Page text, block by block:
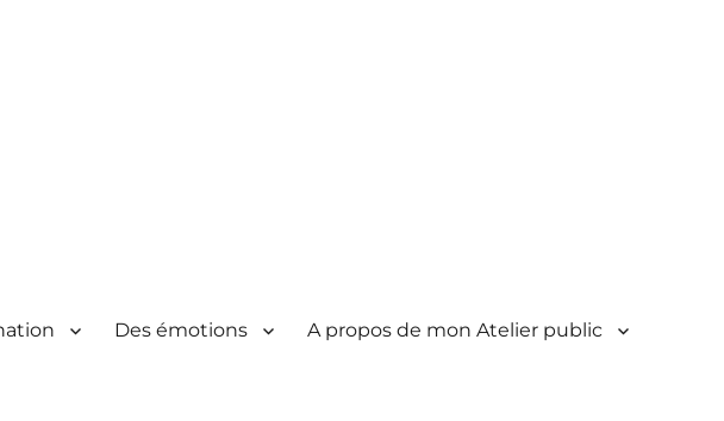
Des émotions A propos de mon Atelier public